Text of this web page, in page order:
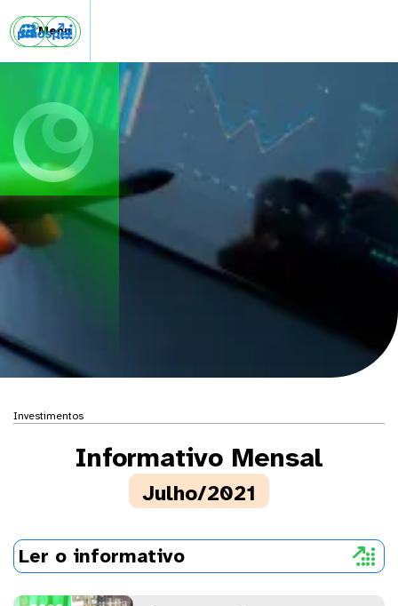
Menu
 
Investimentos
Informativo Mensal
Julho/2021
Ler o informativo 